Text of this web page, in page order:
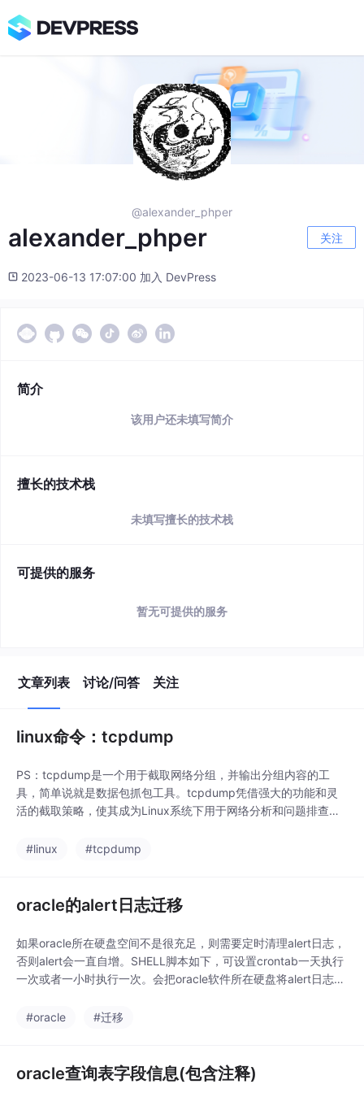
@alexander_phper
alexander_phper 关注
2023-06-13 17:07:00 加入 DevPress
简介
该用户还未填写简介
擅长的技术栈
未填写擅长的技术栈
可提供的服务
暂无可提供的服务
文章列表 讨论/问答 关注
linux命令：tcpdump
PS：tcpdump是一个用于截取网络分组，并输出分组内容的工
具，简单说就是数据包抓包工具。tcpdump凭借强大的功能和灵
活的截取策略，使其成为Linux系统下用于网络分析和问题排查的
的可扩展性，对于网络维护和入侵者都是非常有用的工具。tcpdu
#linux #tcpdump
oracle的alert日志迁移
如果oracle所在硬盘空间不是很充足，则需要定时清理alert日志，
否则alert会一直自增。SHELL脚本如下，可设置crontab一天执行
一次或者一小时执行一次。会把oracle软件所在硬盘将alert日志迁
------------------------# 将oracle产
#oracle #迁移
oracle查询表字段信息(包含注释)